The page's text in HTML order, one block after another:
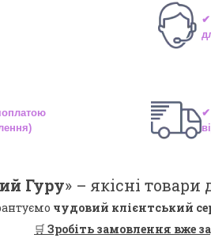
✔
✔
Гуру» – якісні товари
чудовий клієнтський
🛒 Зробіть замовлення вже